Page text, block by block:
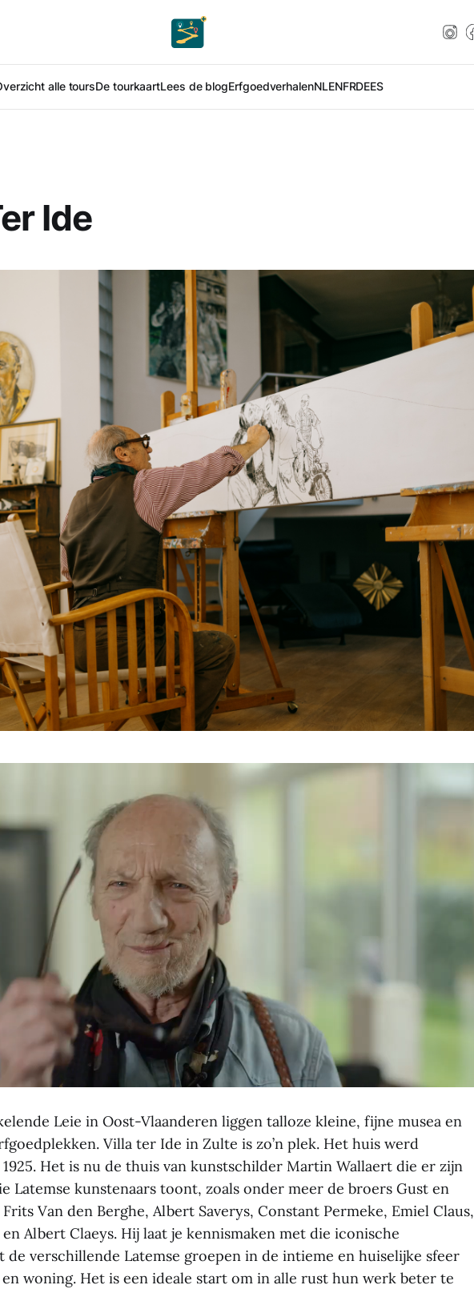
alle toursDe tourkaartLees de blogErfgoedverhalenNLENFRDEES
Ide
Leie in Oost-Vlaanderen liggen talloze kleine, fijne musea en
Villa ter Ide in Zulte is zo’n plek. Het huis werd
Het is nu de thuis van kunstschilder Martin Wallaert die er zijn
Latemse kunstenaars toont, zoals onder meer de broers Gust en
Van den Berghe, Albert Saverys, Constant Permeke, Emiel Claus,
Albert Claeys. Hij laat je kennismaken met die iconische
de verschillende Latemse groepen in de intieme en huiselijke sfeer
woning. Het is een ideale start om in alle rust hun werk beter te